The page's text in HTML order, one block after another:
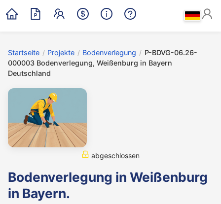
Startseite / Projekte / Bodenverlegung / P-BDVG-06.26-
000003 Bodenverlegung, Weißenburg in Bayern
Deutschland
abgeschlossen
Bodenverlegung in Weißenburg
in Bayern.